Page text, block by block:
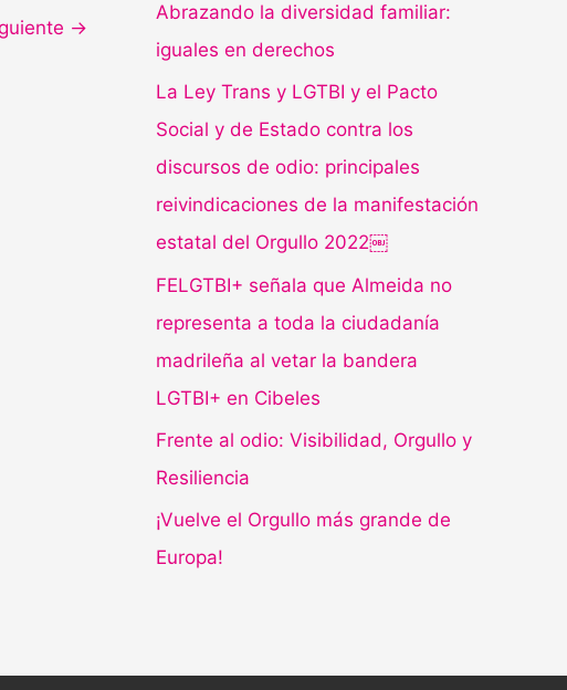
→
Abrazando la diversidad familiar:
iguales en derechos
La Ley Trans y LGTBI y el Pacto
Social y de Estado contra los
discursos de odio: principales
reivindicaciones de la manifestación
estatal del Orgullo 2022￼
FELGTBI+ señala que Almeida no
representa a toda la ciudadanía
madrileña al vetar la bandera
LGTBI+ en Cibeles
Frente al odio: Visibilidad, Orgullo y
Resiliencia
¡Vuelve el Orgullo más grande de
Europa!